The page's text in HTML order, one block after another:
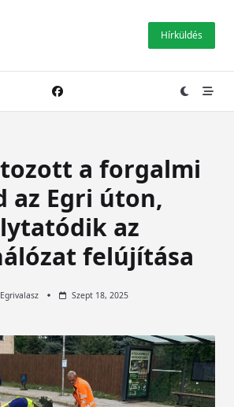
Hírküldés
a forgalmi
az Egri úton,
az
felújítása
Egrivalasz Szept 18, 2025